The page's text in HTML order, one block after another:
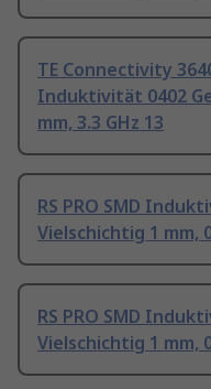
TE Connectivity
Induktivität 0402
mm, 3.3 GHz 13
RS PRO SMD
Vielschichtig 1 mm,
RS PRO SMD
Vielschichtig 1 mm,